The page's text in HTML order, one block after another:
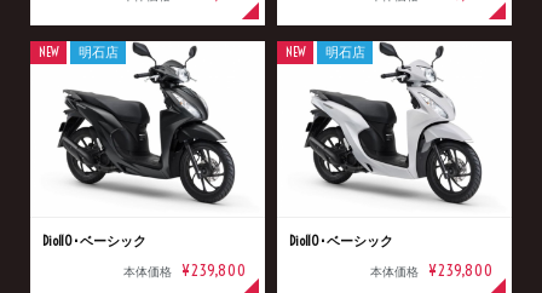
Dio110･ベーシック
本体価格 ¥239,800
NEW 明石店
Dio110･ベーシック
本体価格 ¥239,800
NEW 明石店